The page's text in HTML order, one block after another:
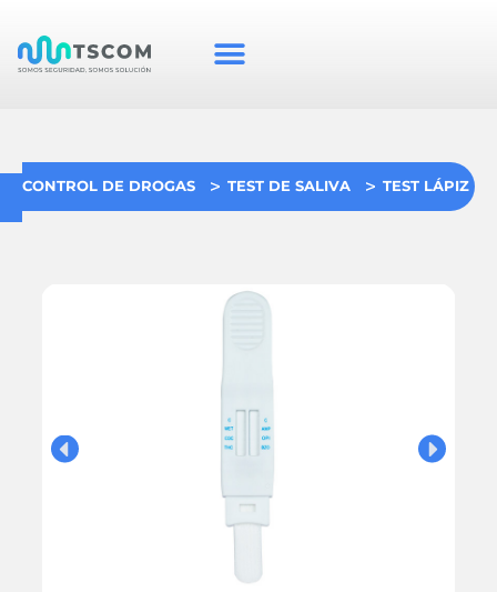
CONTROL DE DROGAS TEST DE SALIVA TEST LÁPIZ